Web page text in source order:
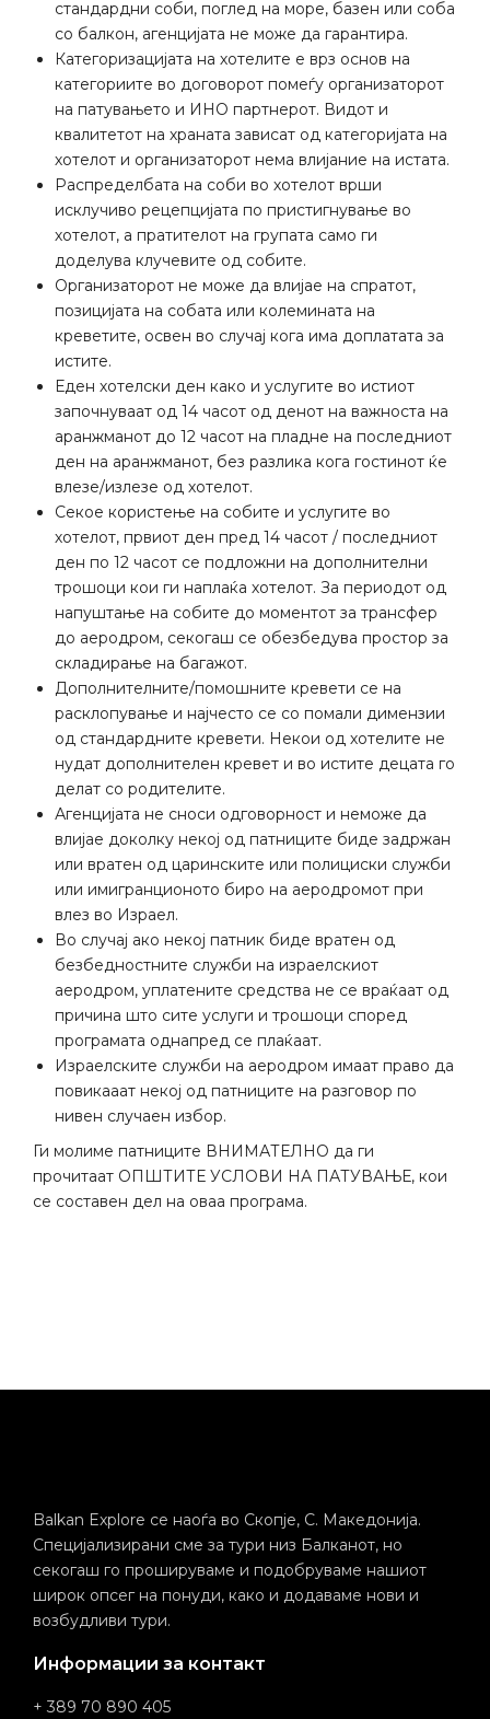
стандардни соби, поглед на море, базен или соба
со балкон, агенцијата не може да гарантира.
Категоризацијата на хотелите е врз основ на
категориите во договорот помеѓу организаторот
на патувањето и ИНО партнерот. Видот и
квалитетот на храната зависат од категоријата на
хотелот и организаторот нема влијание на истата.
Распределбата на соби во хотелот врши
исклучиво рецепцијата по пристигнување во
хотелот, а пратителот на групата само ги
доделува клучевите од собите.
Организаторот не може да влијае на спратот,
позицијата на собата или колемината на
креветите, освен во случај кога има доплатата за
истите.
Еден хотелски ден како и услугите во истиот
започнуваат од 14 часот од денот на важноста на
аранжманот до 12 часот на пладне на последниот
ден на аранжманот, без разлика кога гостинот ќе
влезе/излезе од хотелот.
Секое користење на собите и услугите во
хотелот, првиот ден пред 14 часот / последниот
ден по 12 часот се подложни на дополнителни
трошоци кои ги наплаќа хотелот. За периодот од
напуштање на собите до моментот за трансфер
до аеродром, секогаш се обезбедува простор за
складирање на багажот.
Дополнителните/помошните кревети се на
расклопување и најчесто се со помали димензии
од стандардните кревети. Некои од хотелите не
нудат дополнителен кревет и во истите децата го
делат со родителите.
Агенцијата не сноси одговорност и неможе да
влијае доколку некој од патниците биде задржан
или вратен од царинските или полициски служби
или имигранционото биро на аеродромот при
влез во Израел.
Во случај ако некој патник биде вратен од
безбедностните служби на израелскиот
аеродром, уплатените средства не се враќаат од
причина што сите услуги и трошоци според
програмата однапред се плаќаат.
Израелските служби на аеродром имаат право да
повикааат некој од патниците на разговор по
нивен случаен избор.
Ги молиме патниците ВНИМАТЕЛНО да ги
прочитаат ОПШТИТЕ УСЛОВИ НА ПАТУВАЊЕ, кои
се составен дел на оваа програма.
Balkan Explore се наоѓа во Скопје, С. Македонија.
Специјализирани сме за тури низ Балканот, но
секогаш го прошируваме и подобруваме нашиот
широк опсег на понуди, како и додаваме нови и
возбудливи тури.
Информации за контакт
+ 389 70 890 405